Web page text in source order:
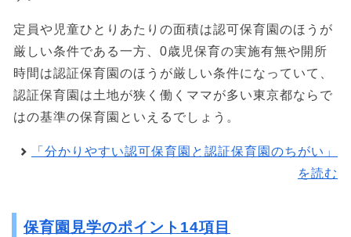
定員や児童ひとりあたりの面積は認可保育園のほうが
厳しい条件である一方、0歳児保育の実施有無や開所
時間は認証保育園のほうが厳しい条件になっていて、
認証保育園は土地が狭く働くママが多い東京都ならで
はの基準の保育園といえるでしょう。
「分かりやすい認可保育園と認証保育園のちがい」
を読む
保育園見学のポイント14項目